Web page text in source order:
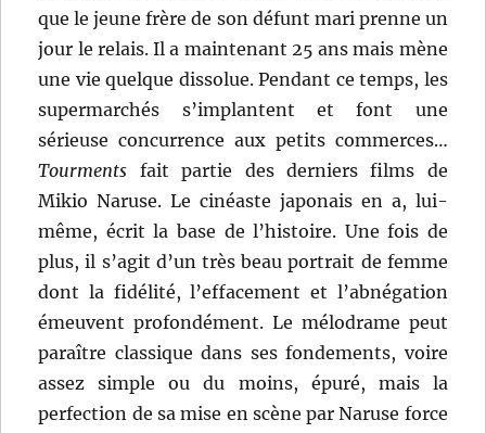
que le jeune frère de son défunt mari prenne un
jour le relais. Il a maintenant 25 ans mais mène
une vie quelque dissolue. Pendant ce temps, les
supermarchés s’implantent et font une
sérieuse concurrence aux petits commerces…
Tourments fait partie des derniers films de
Mikio Naruse. Le cinéaste japonais en a, lui-
même, écrit la base de l’histoire. Une fois de
plus, il s’agit d’un très beau portrait de femme
dont la fidélité, l’effacement et l’abnégation
émeuvent profondément. Le mélodrame peut
paraître classique dans ses fondements, voire
assez simple ou du moins, épuré, mais la
perfection de sa mise en scène par Naruse force